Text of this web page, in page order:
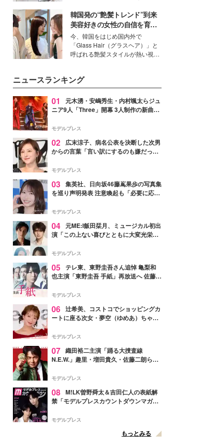
取締役兼クリエイティブディレク
ター・茅野しのぶ。一人ひとりの
個性に寄り添い、魅力を引き出す
衣装作りは、多くの女性たちに勇
気と自信を与え続けている。
韓国発の“艶髪トレンド”到来
美容好きの女性の自信を育む
「ヘアケア事情」って？
今、韓国をはじめ国内外で
「Glass Hair（グラスヘア）」と
呼ばれる艶髪スタイルが熱い視線
して、“髪そのものの美しさ”に改
めて注目する人が増えている様
子。今回は、そんな憧れの艶やか
な髪を日常で叶える、美容好きの
ます。
ニュースランキング
01
元木湧・安嶋秀生・内村颯太らジュ
ニア9人「Three」開幕 3人制作の新曲＆
進んで夢を掴みたい」【ゲネプロレポ】
モデルプレス
02
広末涼子、病名公表を決断した次男
からの言葉「言い訳にするのも嫌だっ
モデルプレス
03 集英社、日向坂46藤嶌果歩の写真集
を巡り声明発表 注意喚起も「必要に応じ
モデルプレス
04 元ME:I飯田栞月、ミュージカル初出
演「この上ない喜びとともに大変光栄」
ャスト発表
モデルプレス
05 テレ東、東野圭吾さん追悼 亀梨和
也主演「東野圭吾 手紙」再放送へ 佐藤隆
モデルプレス
06 辻希美、コストコでショッピングカ
ートに座る次女・夢空（ゆめあ）ちゃん
ぎ」「成長を感じる」の声
モデルプレス
07 織田裕二主演「踊る大捜査線
N.E.W.」趣里・増田貴久・佐藤二朗ら新
徴する“謎のキーワード”も
モデルプレス
08 M!LK曽野舜太＆吉田仁人の表紙解
禁「モデルプレスカウントダウンマガジ
モデルプレス
もっとみる